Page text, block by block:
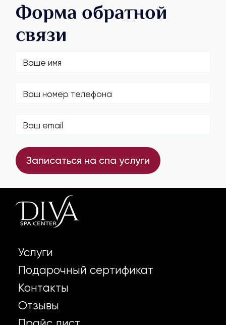
Форма обратной
связи
Записаться на спа услуги
Услуги
Подарочный сертификат
Контакты
Отзывы